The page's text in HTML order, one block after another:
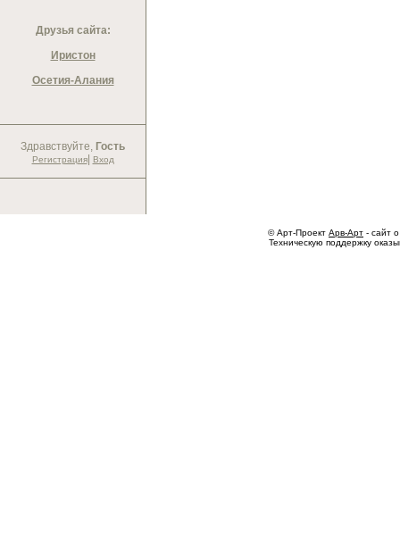
Друзья сайта:
Иристон
Осетия-Алания
Здравствуйте, Гость
Регистрация| Вход
© Арт-Проект Арв-Арт - сайт
Техническую поддержку